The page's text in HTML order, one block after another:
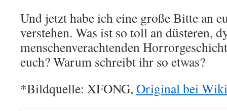
Und jetzt habe ich eine große Bitte an
verstehen. Was ist so toll an düsteren,
menschenverachtenden
euch? Warum schreibt ihr so etwas?
*Bildquelle: XFONG, Original bei